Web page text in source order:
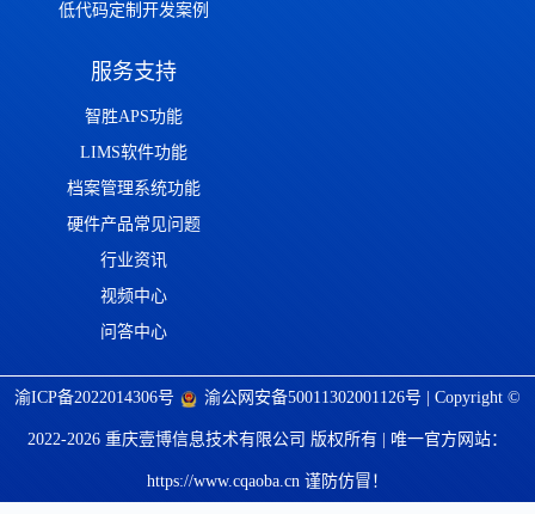
低代码定制开发案例
服务支持
智胜APS功能
LIMS软件功能
档案管理系统功能
硬件产品常见问题
行业资讯
视频中心
问答中心
渝ICP备2022014306号 渝公网安备50011302001126号 | Copyright ©
2022-2026 重庆壹博信息技术有限公司 版权所有 | 唯一官方网站：
https://www.cqaoba.cn 谨防仿冒！